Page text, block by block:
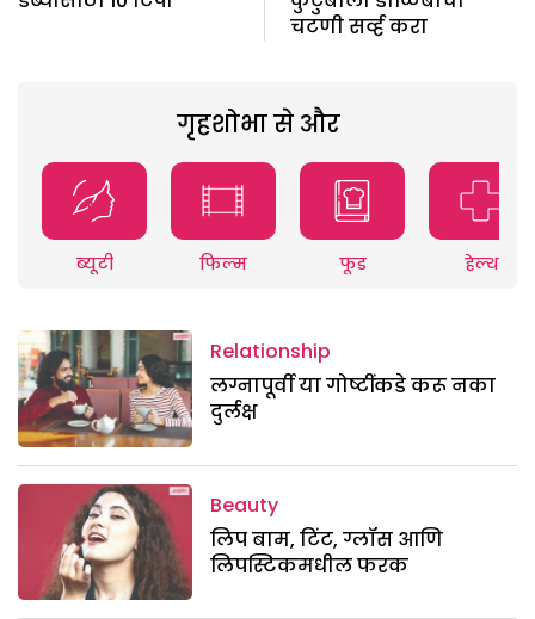
चटणी सर्व्ह करा
गृहशोभा से और
ब्यूटी फिल्म फूड हेल्थ
Relationship
लग्नापूर्वी या गोष्टींकडे करू नका
दुर्लक्ष
Beauty
लिप बाम, टिंट, ग्लॉस आणि
लिपस्टिकमधील फरक